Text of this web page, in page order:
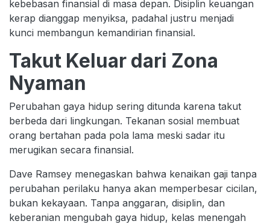
kebebasan finansial di masa depan. Disiplin keuangan
kerap dianggap menyiksa, padahal justru menjadi
kunci membangun kemandirian finansial.
Takut Keluar dari Zona
Nyaman
Perubahan gaya hidup sering ditunda karena takut
berbeda dari lingkungan. Tekanan sosial membuat
orang bertahan pada pola lama meski sadar itu
merugikan secara finansial.
Dave Ramsey menegaskan bahwa kenaikan gaji tanpa
perubahan perilaku hanya akan memperbesar cicilan,
bukan kekayaan. Tanpa anggaran, disiplin, dan
keberanian mengubah gaya hidup, kelas menengah